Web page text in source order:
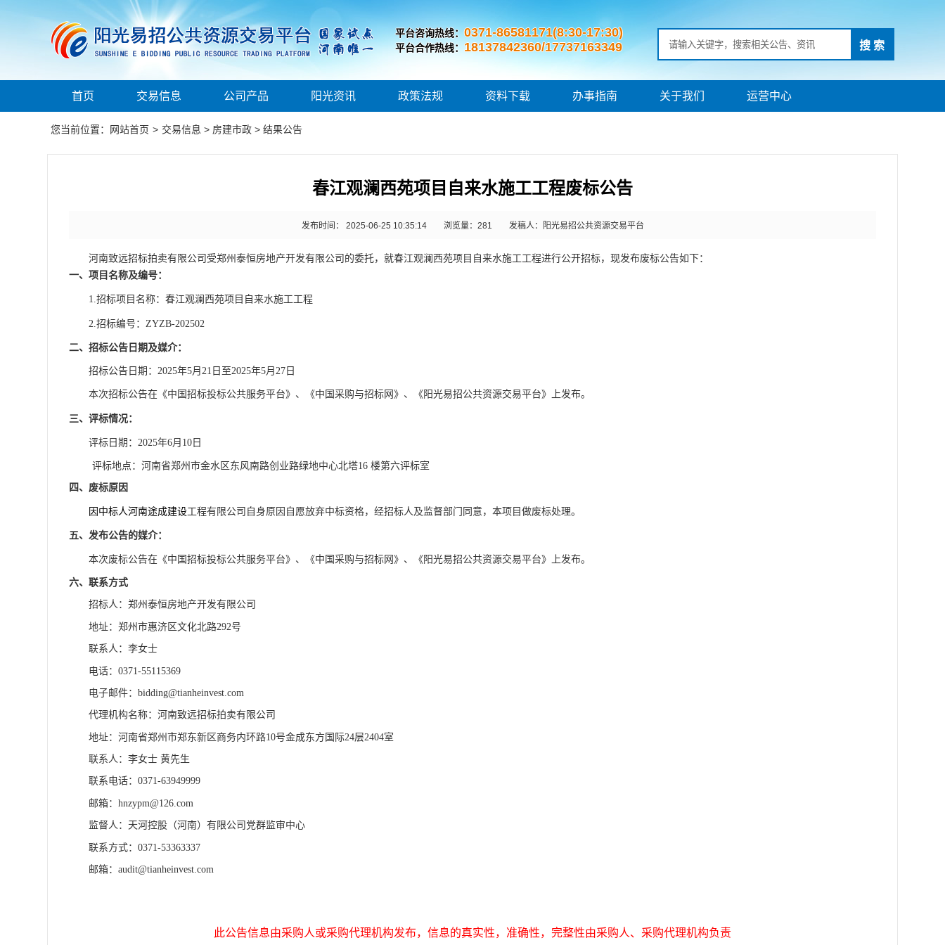
平台咨询热线：0371-86581171(8:30-17:30)
平台合作热线： 18137842360/17737163349 搜 索
首页 交易信息 公司产品 阳光资讯 政策法规 资料下载 办事指南 关于我们 运营中心
您当前位置： 网站首页 > 交易信息 > 房建市政 > 结果公告
春江观澜西苑项目自来水施工工程废标公告
发布时间： 2025-06-25 10:35:14 浏览量： 281 发稿人：阳光易招公共资源交易平台
河南致远招标拍卖有限公司受郑州泰恒房地产开发有限公司的委托，就春江观澜西苑项目自来水施工工程进行公开招标，现发布废标公告如下：
一、 项目名称及编号：
1.招标项目名称：春江观澜西苑项目自来水施工工程
2.招标编号：ZYZB-202502
二、 招标公告日期及媒介：
招标公告日期： 2025年5月21日至2025年5月27日
本次招标公告在 《中国招标投标公共服务平台》、《中国采购与招标网》、《阳光易招公共资源交易平台》 上发布。
三、评标情况：
评标日期： 2025年6月 10 日
评标地点：河南省郑州市金水区东风南路创业路绿地中心北塔16 楼第六评标室
四、废标原因
因中标人河南途成建设工程有限公司自身原因自愿放弃中标资格，经招标人及监督部门同意，本项目做废标处理。
五、 发布公告的媒介：
本次废标公告在 《中国招标投标公共服务平台》、《中国采购与招标网》、《阳光易招公共资源交易平台》 上发布。
六、联系方式
招标人：郑州泰恒房地产开发有限公司
地址：郑州市惠济区文化北路292号
联系人：李女士
电话： 0371-55115369
电子邮件： bidding@tianheinvest.com
代理机构名称： 河南致远招标拍卖有限公司
地址： 河南省郑州市郑东新区商务内环路10号金成东方国际24层2404室
联系人：李女士 黄先生
联系电话： 0371-63949999
邮箱： hnzypm@126.com
监督人：天河控股（河南）有限公司党群监审中心
联系方式： 0371-53363337
邮箱： audit@tianheinvest.com
此公告信息由采购人或采购代理机构发布，信息的真实性，准确性，完整性由采购人、采购代理机构负责